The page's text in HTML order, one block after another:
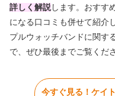
詳しく解説します。おすす
になる口コミも併せて紹介
プルウォッチバンドに関す
で、ぜひ最後までご覧くだ
今すぐ見る！ケイ